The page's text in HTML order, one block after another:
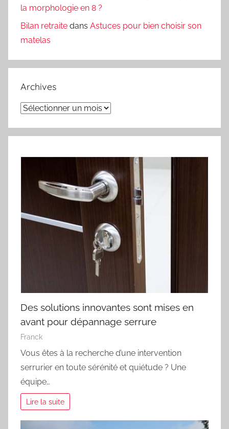
la morphologie en 8 ?
Bilan retraite dans Astuces pour bien choisir son
matelas
Archives
Archives
Des solutions innovantes sont mises en
avant pour dépannage serrure
Franck
Vous êtes à la recherche d’une intervention
serrurier en toute sérénité et quiétude ? Une
équipe…
Lire la suite